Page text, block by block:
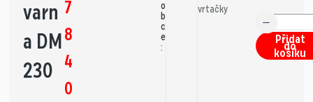
varn
a DM
230
7
8
4
0
o
b
c
e
:
vrtačky
Přidat
do
košíku